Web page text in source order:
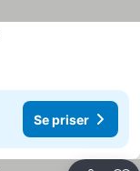
Se priser